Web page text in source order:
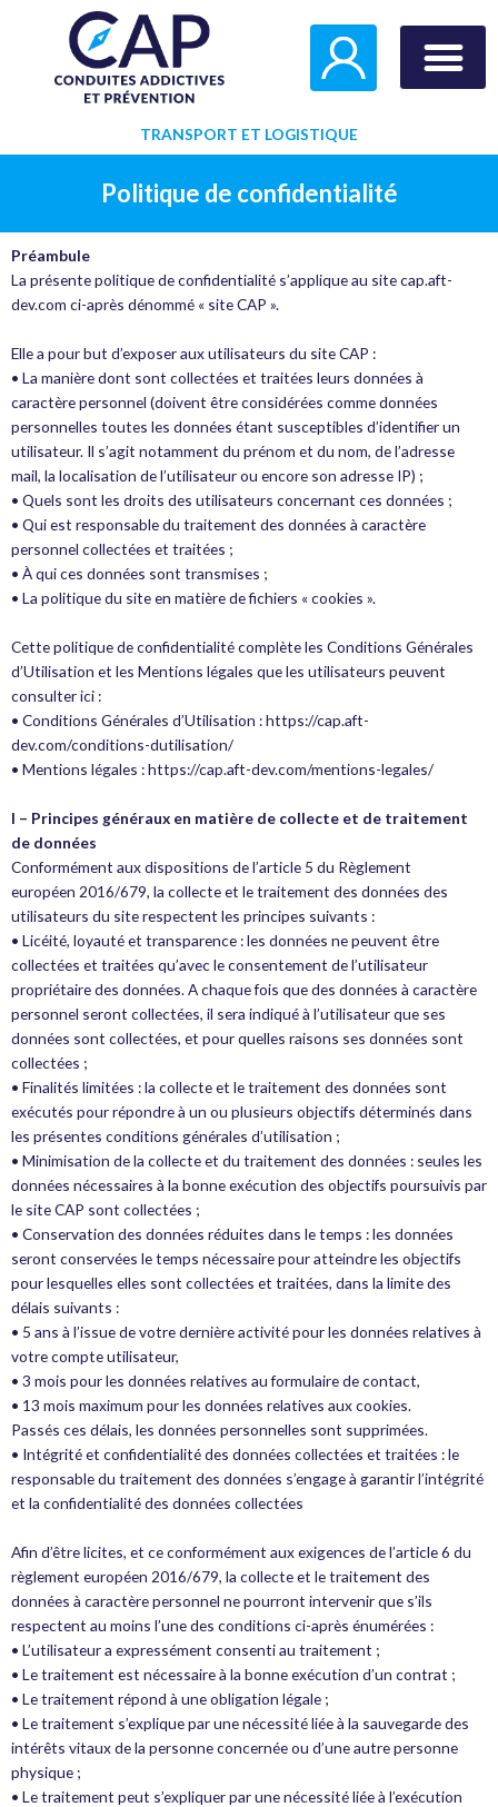
TRANSPORT ET LOGISTIQUE
Politique de confidentialité
Préambule
La présente politique de confidentialité s’applique au site cap.aft-
dev.com ci-après dénommé « site CAP ».
Elle a pour but d’exposer aux utilisateurs du site CAP :
• La manière dont sont collectées et traitées leurs données à
caractère personnel (doivent être considérées comme données
personnelles toutes les données étant susceptibles d’identifier un
utilisateur. Il s’agit notamment du prénom et du nom, de l’adresse
mail, la localisation de l’utilisateur ou encore son adresse IP) ;
• Quels sont les droits des utilisateurs concernant ces données ;
• Qui est responsable du traitement des données à caractère
personnel collectées et traitées ;
• À qui ces données sont transmises ;
• La politique du site en matière de fichiers « cookies ».
Cette politique de confidentialité complète les Conditions Générales
d’Utilisation et les Mentions légales que les utilisateurs peuvent
consulter ici :
• Conditions Générales d’Utilisation : https://cap.aft-
dev.com/conditions-dutilisation/
• Mentions légales : https://cap.aft-dev.com/mentions-legales/
I – Principes généraux en matière de collecte et de traitement
de données
Conformément aux dispositions de l’article 5 du Règlement
européen 2016/679, la collecte et le traitement des données des
utilisateurs du site respectent les principes suivants :
• Licéité, loyauté et transparence : les données ne peuvent être
collectées et traitées qu’avec le consentement de l’utilisateur
propriétaire des données. A chaque fois que des données à caractère
personnel seront collectées, il sera indiqué à l’utilisateur que ses
données sont collectées, et pour quelles raisons ses données sont
collectées ;
• Finalités limitées : la collecte et le traitement des données sont
exécutés pour répondre à un ou plusieurs objectifs déterminés dans
les présentes conditions générales d’utilisation ;
• Minimisation de la collecte et du traitement des données : seules les
données nécessaires à la bonne exécution des objectifs poursuivis par
le site CAP sont collectées ;
• Conservation des données réduites dans le temps : les données
seront conservées le temps nécessaire pour atteindre les objectifs
pour lesquelles elles sont collectées et traitées, dans la limite des
délais suivants :
• 5 ans à l’issue de votre dernière activité pour les données relatives à
votre compte utilisateur,
• 3 mois pour les données relatives au formulaire de contact,
• 13 mois maximum pour les données relatives aux cookies.
Passés ces délais, les données personnelles sont supprimées.
• Intégrité et confidentialité des données collectées et traitées : le
responsable du traitement des données s’engage à garantir l’intégrité
et la confidentialité des données collectées
Afin d’être licites, et ce conformément aux exigences de l’article 6 du
règlement européen 2016/679, la collecte et le traitement des
données à caractère personnel ne pourront intervenir que s’ils
respectent au moins l’une des conditions ci-après énumérées :
• L’utilisateur a expressément consenti au traitement ;
• Le traitement est nécessaire à la bonne exécution d’un contrat ;
• Le traitement répond à une obligation légale ;
• Le traitement s’explique par une nécessité liée à la sauvegarde des
intérêts vitaux de la personne concernée ou d’une autre personne
physique ;
• Le traitement peut s’expliquer par une nécessité liée à l’exécution